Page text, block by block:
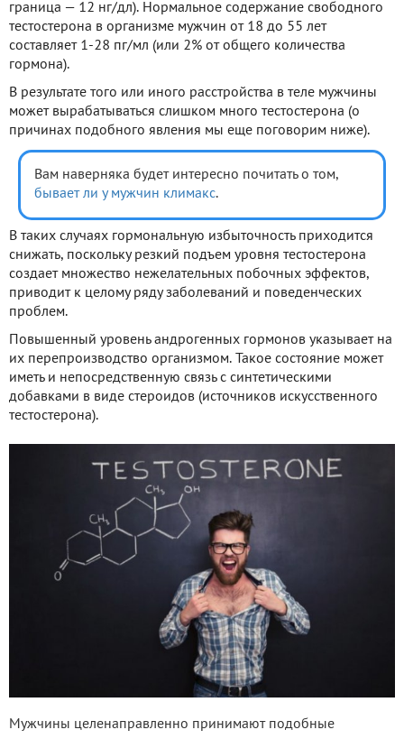
граница — 12 нг/дл). Нормальное содержание свободного
тестостерона в организме мужчин от 18 до 55 лет
составляет 1-28 пг/мл (или 2% от общего количества
гормона).
В результате того или иного расстройства в теле мужчины
может вырабатываться слишком много тестостерона (о
причинах подобного явления мы еще поговорим ниже).
Вам наверняка будет интересно почитать о том,
бывает ли у мужчин климакс.
В таких случаях гормональную избыточность приходится
снижать, поскольку резкий подъем уровня тестостерона
создает множество нежелательных побочных эффектов,
приводит к целому ряду заболеваний и поведенческих
проблем.
Повышенный уровень андрогенных гормонов указывает на
их перепроизводство организмом. Такое состояние может
иметь и непосредственную связь с синтетическими
добавками в виде стероидов (источников искусственного
тестостерона).
Мужчины целенаправленно принимают подобные